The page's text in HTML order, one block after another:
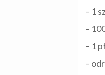
– 1
–
– 1
–